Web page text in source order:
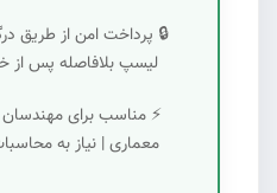
🔒 پرداخت امن از طریق
لیسپ بلافاصله پس از
⚡ مناسب برای
معماری | نیاز به